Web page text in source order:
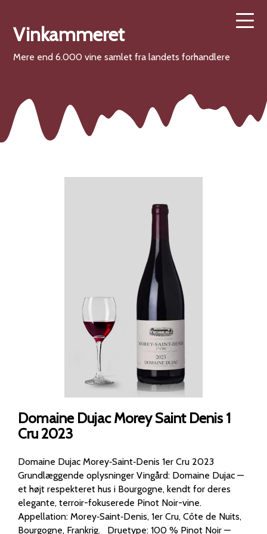
Vinkammeret
Mere end 6.000 vine samlet fra landets forhandlere
Domaine Dujac Morey Saint Denis 1
Cru 2023
Domaine Dujac Morey‑Saint‑Denis 1er Cru 2023
Grundlæggende oplysninger Vingård: Domaine Dujac —
et højt respekteret hus i Bourgogne, kendt for deres
elegante, terroir-fokuserede Pinot Noir-vine.
Appellation: Morey‑Saint‑Denis, 1er Cru, Côte de Nuits,
Bourgogne, Frankrig. Druetype: 100 % Pinot Noir —